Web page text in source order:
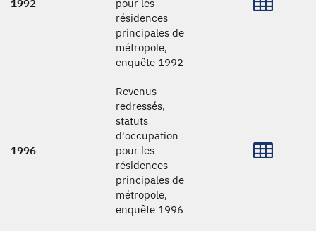
1992
pour les
résidences
principales de
métropole,
enquête 1992
1996
Revenus
redressés,
statuts
d'occupation
pour les
résidences
principales de
métropole,
enquête 1996